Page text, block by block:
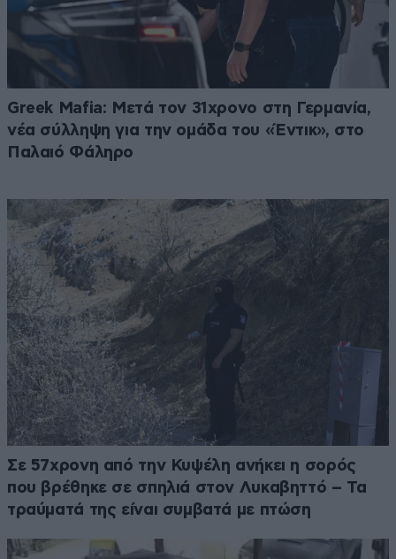
Greek Mafia: Μετά τον 31χρονο στη Γερμανία,
νέα σύλληψη για την ομάδα του «Έντικ», στο
Παλαιό Φάληρο
Σε 57χρονη από την Κυψέλη ανήκει η σορός
που βρέθηκε σε σπηλιά στον Λυκαβηττό – Τα
τραύματά της είναι συμβατά με πτώση